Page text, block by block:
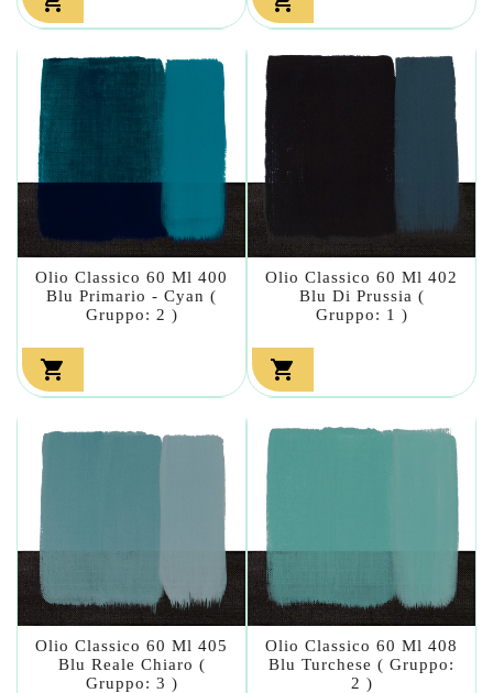
Olio Classico 60 Ml 400
Blu Primario - Cyan (
Gruppo: 2 )

Olio Classico 60 Ml 402
Blu Di Prussia (
Gruppo: 1 )

Olio Classico 60 Ml 405
Blu Reale Chiaro (
Gruppo: 3 )
Olio Classico 60 Ml 408
Blu Turchese ( Gruppo:
2 )